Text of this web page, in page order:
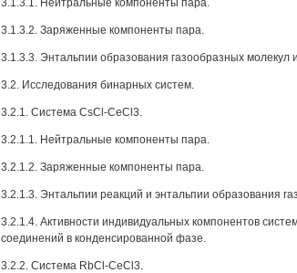
3.1.3.1. Нейтральные компоненты пара.
3.1.3.2. Заряженные компоненты пара.
3.1.3.3. Энтальпии образования газообразных молекул
3.2. Исследования бинарных систем.
3.2.1. Система CsCl-CeCl3.
3.2.1.1. Нейтральные компоненты пара.
3.2.1.2. Заряженные компоненты пара.
3.2.1.3. Энтальпии реакций и энтальпии образования
3.2.1.4. Активности индивидуальных компонентов
соединений в конденсированной фазе.
3.2.2. Система RbCl-CeCl3.